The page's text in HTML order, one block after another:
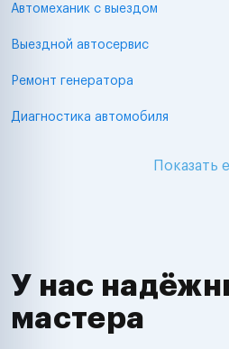
Автомеханик с выездом
Выездной автосервис
Ремонт генератора
Диагностика автомобиля
Показать
У нас
мастера